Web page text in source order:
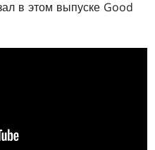
в этом выпуске Good